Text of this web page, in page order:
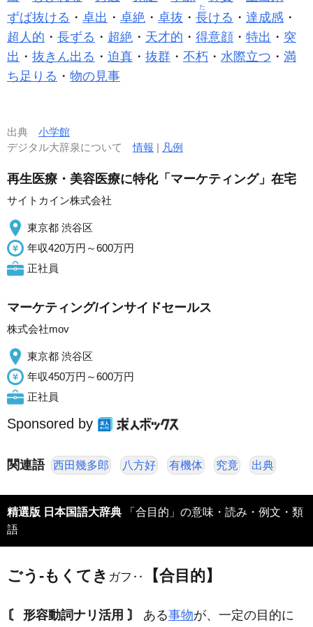
ずば抜ける ・ 卓出 ・ 卓絶 ・ 卓抜 ・ 長
た
ける ・ 達成感 ・
超人的 ・ 長ずる ・ 超絶 ・ 天才的 ・ 得意顔 ・ 特出 ・ 突
出 ・ 抜きん出る ・ 迫真 ・ 抜群 ・ 不朽 ・ 水際立つ ・ 満
ち足りる ・ 物の見事
出典 小学館
デジタル大辞泉について情報 | 凡例
再生医療・美容医療に特化「マーケティング」在宅
サイトカイン株式会社
東京都 渋谷区
年収420万円～600万円
正社員
マーケティング/インサイドセールス
株式会社mov
東京都 渋谷区
年収450万円～600万円
正社員
Sponsored by
関連語 西田幾多郎 八方好 有機体 究竟 出典
精選版 日本国語大辞典
語
ごう‐もくてき ガフ‥ 【合目的】
〘 形容動詞ナリ活用 〙 ある事物が、一定の目的に